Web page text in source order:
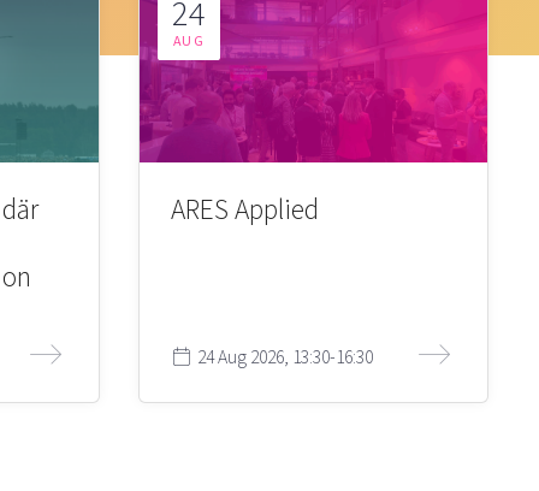
24
AUG
ARES Applied
24 Aug 2026, 13:30-16:30